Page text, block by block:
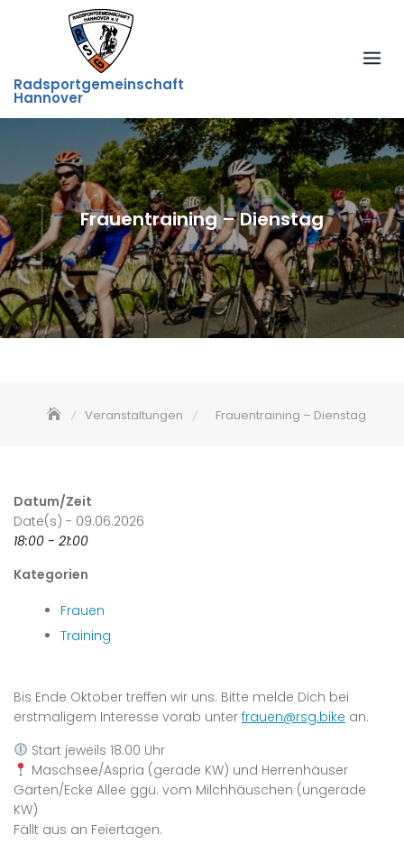
Radsportgemeinschaft
Hannover
Frauentraining – Dienstag
Veranstaltungen Frauentraining – Dienstag
Datum/Zeit
Date(s) - 09.06.2026
18:00 - 21:00
Kategorien
Frauen
Training
Bis Ende Oktober treffen wir uns. Bitte melde Dich bei
erstmaligem Interesse vorab unter frauen@rsg.bike an.
Start jeweils 18:00 Uhr
Maschsee/Aspria (gerade KW) und Herrenhäuser
Gärten/Ecke Allee ggü. vom Milchhäuschen (ungerade
KW)
Fällt aus an Feiertagen.